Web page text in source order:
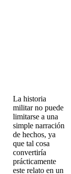
La historia
militar no puede
limitarse a una
simple narración
de hechos, ya
que tal cosa
convertiría
prácticamente
este relato en un